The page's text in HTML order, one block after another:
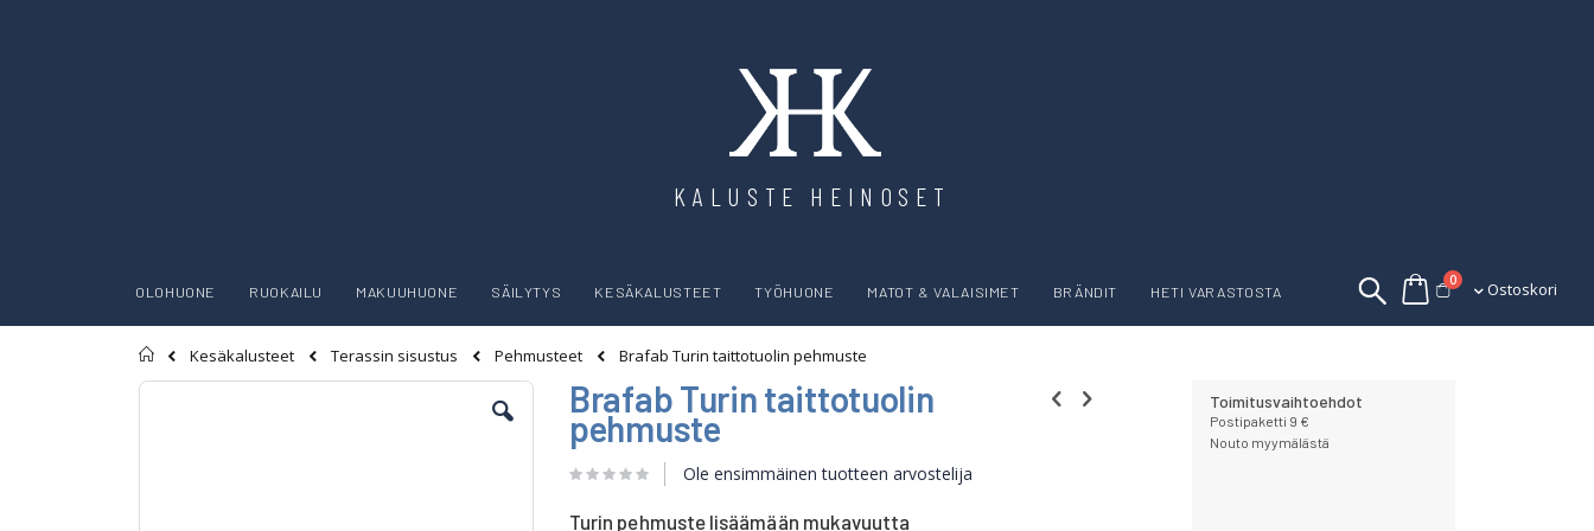
KALUSTE HEINOSET
Ostoskori
0tuotettaOstoskori
OLOHUONE RUOKAILU MAKUUHUONE SÄILYTYS KESÄKALUSTEET TYÖHUONE MATOT & VALAISIMET BRÄNDIT HETI VARASTOSTA
Etusivu
Kesäkalusteet Terassin sisustus Pehmusteet
Brafab Turin taittotuolin pehmuste
Skip
Brafab Turin taittotuolin
pehmuste
Ole ensimmäinen tuotteen arvostelija
Turin pehmuste lisäämään mukavuutta
Toimitusvaihtoehdot
Postipaketti 9 €
Nouto myymälästä